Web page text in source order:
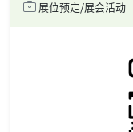
展位预定/展会活动